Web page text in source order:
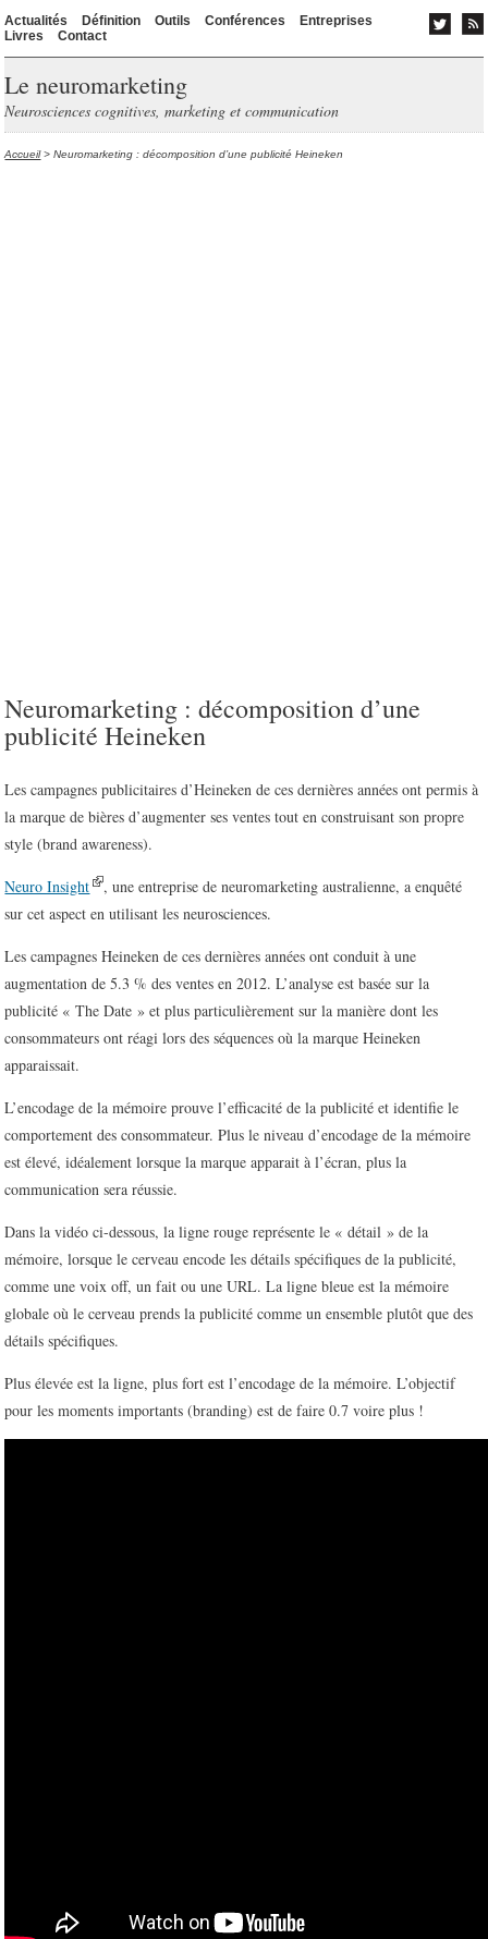
Actualités Définition Outils Conférences
Entreprises
Livres
Contact
Le neuromarketing
Neurosciences cognitives, marketing et communication
Accueil> Neuromarketing : décomposition d’une publicité Heineken
Neuromarketing : décomposition d’une
publicité Heineken
Les campagnes publicitaires d’Heineken de ces dernières années ont permis à
la marque de bières d’augmenter ses ventes tout en construisant son propre
style (brand awareness).
Neuro Insight
, une entreprise de neuromarketing australienne, a enquêté
sur cet aspect en utilisant les neurosciences.
Les campagnes Heineken de ces dernières années ont conduit à une
augmentation de 5.3 % des ventes en 2012. L’analyse est basée sur la
publicité « The Date » et plus particulièrement sur la manière dont les
consommateurs ont réagi lors des séquences où la marque Heineken
apparaissait.
L’encodage de la mémoire prouve l’efficacité de la publicité et identifie le
comportement des consommateur. Plus le niveau d’encodage de la mémoire
est élevé, idéalement lorsque la marque apparait à l’écran, plus la
communication sera réussie.
Dans la vidéo ci-dessous, la ligne rouge représente le « détail » de la
mémoire, lorsque le cerveau encode les détails spécifiques de la publicité,
comme une voix off, un fait ou une URL. La ligne bleue est la mémoire
globale où le cerveau prends la publicité comme un ensemble plutôt que des
détails spécifiques.
Plus élevée est la ligne, plus fort est l’encodage de la mémoire. L’objectif
pour les moments importants (branding) est de faire 0.7 voire plus !